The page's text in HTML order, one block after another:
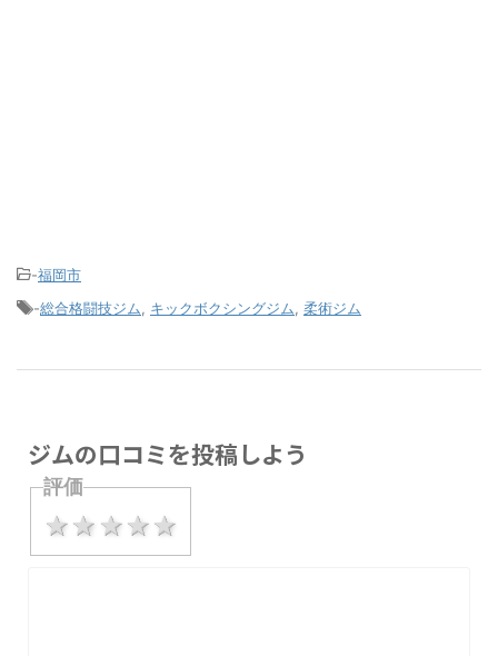
-福岡市
-総合格闘技ジム, キックボクシングジム, 柔術ジム
ジムの口コミを投稿しよう
評価
4 stars
3 stars
2 stars
1 star